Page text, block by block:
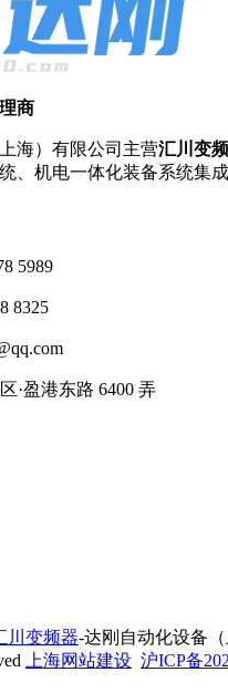
商
海）有限公司主营汇川变
、机电一体化装备系统集成
5989
8325
·盈港东路 6400 弄
川变频器-达刚自动化设备
上海网站建设 沪ICP备